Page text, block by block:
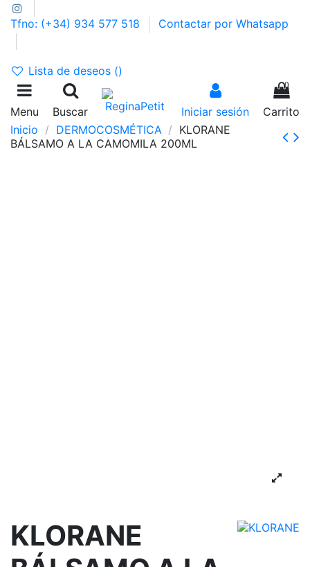
Tfno: (+34) 934 577 518 Contactar por Whatsapp
Lista de deseos ()
Menu Buscar Iniciar sesión
0
Carrito
Inicio
DERMOCOSMÉTICA
KLORANE
BÁLSAMO A LA CAMOMILA 200ML
KLORANE